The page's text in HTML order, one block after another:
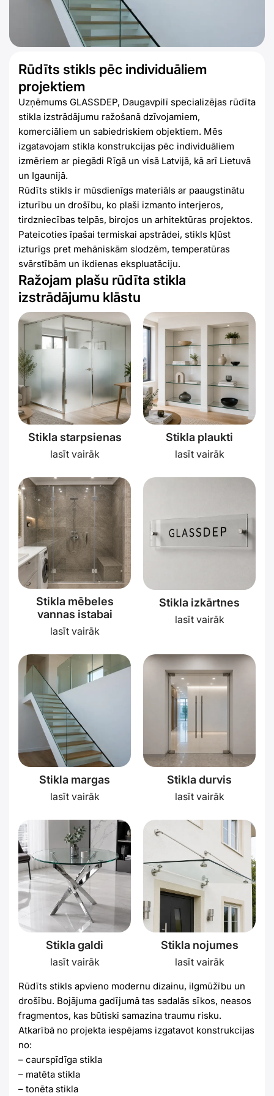
Rūdīts stikls pēc individuāliem
projektiem
Uzņēmums GLASSDEP, Daugavpilī specializējas rūdīta
stikla izstrādājumu ražošanā dzīvojamiem,
komerciāliem un sabiedriskiem objektiem. Mēs
izgatavojam stikla konstrukcijas pēc individuāliem
izmēriem ar piegādi Rīgā un visā Latvijā, kā arī Lietuvā
un Igaunijā.
Rūdīts stikls ir mūsdienīgs materiāls ar paaugstinātu
izturību un drošību, ko plaši izmanto interjeros,
tirdzniecības telpās, birojos un arhitektūras projektos.
Pateicoties īpašai termiskai apstrādei, stikls kļūst
izturīgs pret mehāniskām slodzēm, temperatūras
svārstībām un ikdienas ekspluatāciju.
Ražojam plašu rūdīta stikla
izstrādājumu klāstu
Stikla starpsienas
lasīt vairāk
Stikla plaukti
lasīt vairāk
Stikla mēbeles
vannas istabai
lasīt vairāk
Stikla izkārtnes
lasīt vairāk
Stikla margas
lasīt vairāk
Stikla durvis
lasīt vairāk
Stikla galdi
lasīt vairāk
Stikla nojumes
lasīt vairāk
Rūdīts stikls apvieno modernu dizainu, ilgmūžību un
drošību. Bojājuma gadījumā tas sadalās sīkos, neasos
fragmentos, kas būtiski samazina traumu risku.
Atkarībā no projekta iespējams izgatavot konstrukcijas
no:
– caurspīdīga stikla
– matēta stikla
– tonēta stikla